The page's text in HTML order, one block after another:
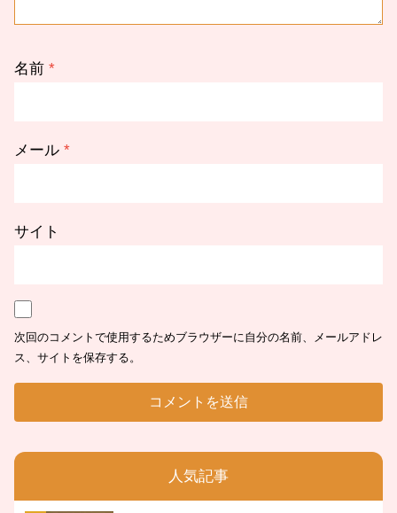
名前 *
メール *
サイト
次回のコメントで使用するためブラウザーに自分の名前、メールアドレ
ス、サイトを保存する。
人気記事